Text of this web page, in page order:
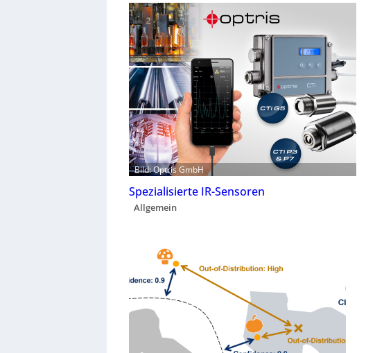
Bild: Optris GmbH
Spezialisierte IR-Sensoren
Allgemein